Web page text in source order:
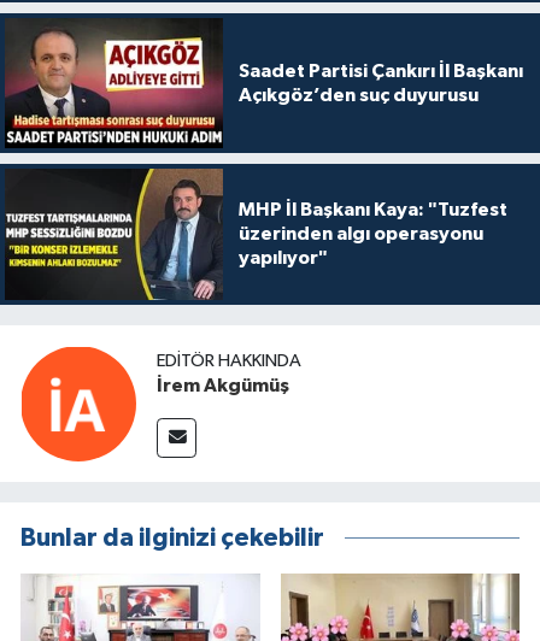
Saadet Partisi Çankırı İl Başkanı
Açıkgöz’den suç duyurusu
MHP İl Başkanı Kaya: "Tuzfest
üzerinden algı operasyonu
yapılıyor"
EDITÖR HAKKINDA
İrem Akgümüş
Bunlar da ilginizi çekebilir